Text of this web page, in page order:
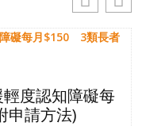
度認知障礙每
申請方法)